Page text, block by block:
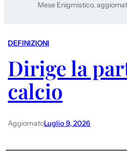
Mese Enigmistico,
DEFINIZIONI
Dirige la
calcio
AggiornatoLuglio 9, 2026